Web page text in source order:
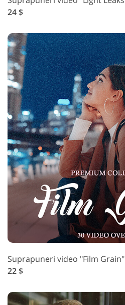
24 $
Suprapuneri video "Film Grain"
22 $